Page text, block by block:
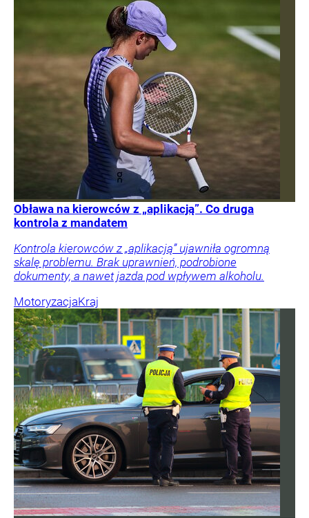
Obława na kierowców z „aplikacją”. Co druga
kontrola z mandatem
Kontrola kierowców z „aplikacją” ujawniła ogromną
skalę problemu. Brak uprawnień, podrobione
dokumenty, a nawet jazda pod wpływem alkoholu.
MotoryzacjaKraj